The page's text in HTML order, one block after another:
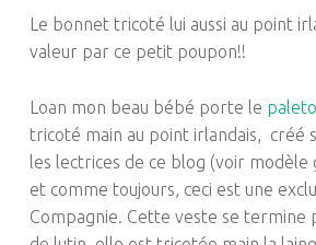
Le bonnet tricoté lui aussi au point
valeur par ce petit poupon!!
Loan mon beau bébé porte le
tricoté main au point irlandais, créé
les lectrices de ce blog (voir
et comme toujours, ceci est une
Compagnie. Cette veste se termine